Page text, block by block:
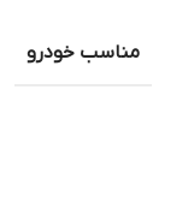
مناسب خودرو